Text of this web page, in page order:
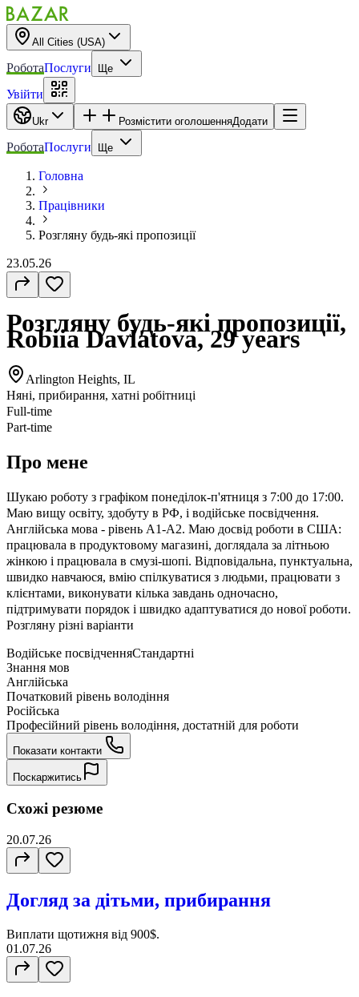
All Cities (USA)
РоботаПослуги Ще
Увійти
Ukr Розмістити оголошенняДодати
РоботаПослуги Ще
Головна
Працівники
Розгляну будь-які пропозиції
23.05.26
Розгляну будь-які пропозиції,
Robiia Davlatova, 29 years
Arlington Heights, IL
Няні, прибирання, хатні робітниці
Full-time
Part-time
Про мене
Шукаю роботу з графіком понеділок-п'ятниця з 7:00 до 17:00.
Маю вищу освіту, здобуту в РФ, і водійське посвідчення.
Англійська мова - рівень A1-A2. Маю досвід роботи в США:
працювала в продуктовому магазині, доглядала за літньою
жінкою і працювала в смузі-шопі. Відповідальна, пунктуальна,
швидко навчаюся, вмію спілкуватися з людьми, працювати з
клієнтами, виконувати кілька завдань одночасно,
підтримувати порядок і швидко адаптуватися до нової роботи.
Розгляну різні варіанти
Водійське посвідченняСтандартні
Знання мов
Англійська
Початковий рівень володіння
Російська
Професійний рівень володіння, достатній для роботи
Показати контакти
Поскаржитись
Схожі резюме
20.07.26
Догляд за дітьми, прибирання
Виплати щотижня від 900$.
01.07.26